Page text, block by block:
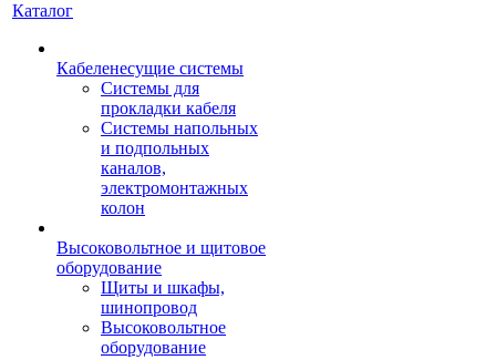
Каталог
Кабеленесущие системы
Системы для
прокладки кабеля
Системы напольных
и подпольных
каналов,
электромонтажных
колон
Высоковольтное и щитовое
оборудование
Щиты и шкафы,
шинопровод
Высоковольтное
оборудование